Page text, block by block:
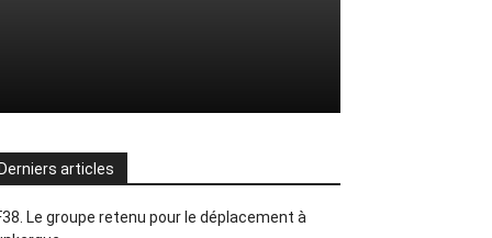
articles
Le groupe retenu pour le déplacement à